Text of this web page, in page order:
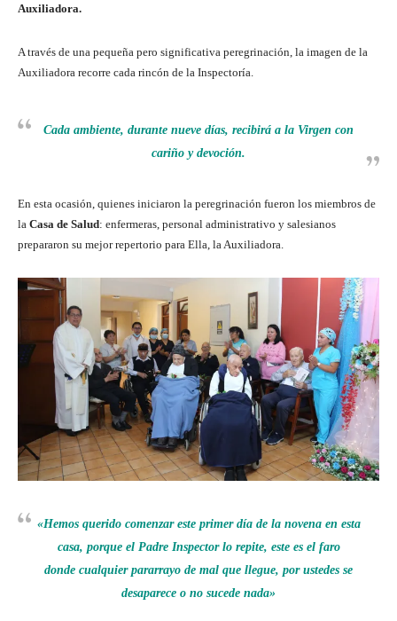
Auxiliadora.
A través de una pequeña pero significativa peregrinación, la imagen de la
Auxiliadora recorre cada rincón de la Inspectoría.
Cada ambiente, durante nueve días, recibirá a la Virgen con
cariño y devoción.
En esta ocasión, quienes iniciaron la peregrinación fueron los miembros de
la Casa de Salud: enfermeras, personal administrativo y salesianos
prepararon su mejor repertorio para Ella, la Auxiliadora.
«Hemos querido comenzar este primer día de la novena en esta
casa, porque el Padre Inspector lo repite, este es el faro
donde cualquier pararrayo de mal que llegue, por ustedes se
desaparece o no sucede nada»